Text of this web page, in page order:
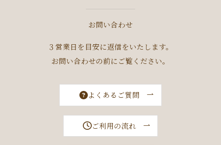
お問い合わせ
３営業日を目安に返信をいたします。
お問い合わせの前にご覧ください。
よくあるご質問
ご利用の流れ